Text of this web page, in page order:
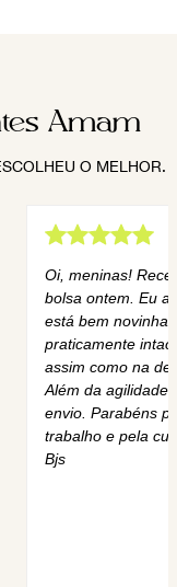
Amam
O MELHOR.
Oi, meninas!
bolsa ontem. Eu
está bem novinha,
praticamente
assim como na
Além da agilidade
envio. Parabéns
trabalho e pela
Bjs